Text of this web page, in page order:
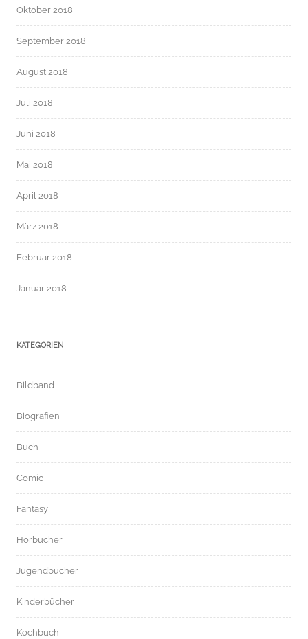
Oktober 2018
September 2018
August 2018
Juli 2018
Juni 2018
Mai 2018
April 2018
März 2018
Februar 2018
Januar 2018
KATEGORIEN
Bildband
Biografien
Buch
Comic
Fantasy
Hörbücher
Jugendbücher
Kinderbücher
Kochbuch